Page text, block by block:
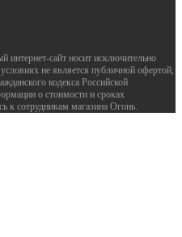
сайт носит исключительно
не является публичной офертой,
кодекса Российской
о стоимости и сроках
к сотрудникам магазина Огонь.